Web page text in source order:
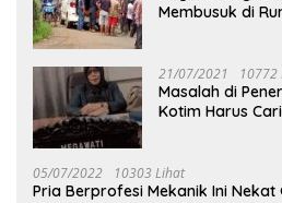
Membusuk di
21/07/2021 10772
Masalah di
Kotim Harus
05/07/2022 10303 Lihat
Pria Berprofesi Mekanik Ini Nekat